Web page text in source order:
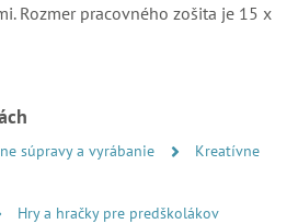
Rozmer pracovného zošita je 15 x
súpravy a vyrábanie
Kreatívne
Hry a hračky pre predškolákov